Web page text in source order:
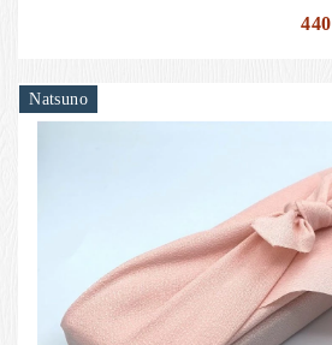
440
Natsuno